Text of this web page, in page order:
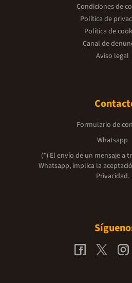
Condiciones de
Política de
Política de
Canal de
Aviso legal
Formulario de
Whatsapp
(*) El envío de un mensaje a
Whatsapp, implica la
Privacidad.